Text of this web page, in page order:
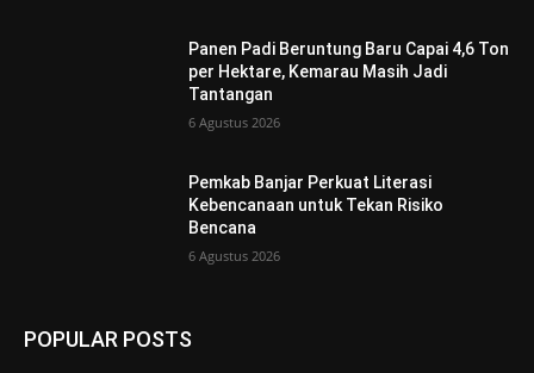
Panen Padi Beruntung Baru Capai 4,6 Ton
per Hektare, Kemarau Masih Jadi
Tantangan
6 Agustus 2026
Pemkab Banjar Perkuat Literasi
Kebencanaan untuk Tekan Risiko
Bencana
6 Agustus 2026
POPULAR POSTS